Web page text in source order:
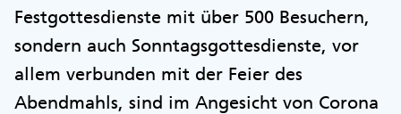
Festgottesdienste mit über 500 Besuchern,
sondern auch Sonntagsgottesdienste, vor
allem verbunden mit der Feier des
Abendmahls, sind im Angesicht von Corona